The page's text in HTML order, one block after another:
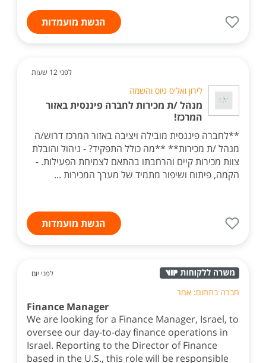
הגשת מועמדות
לפני 12 שעות
לירון ואליס גיוס והשמה
מנהל /ת מכירות לחברה פיננסית באזור
המרכז!
**לחברה פיננסית מובילה ויציבה באזור המרכז דרוש/ה
מנהל /ת מכירות** **מה כולל התפקיד? - ניהול והובלת
צוות מכירות קיים והרחבתו בהתאם לצמיחת הפעילות. -
הקמה, פיתוח ושיפור מתמיד של מערך המכירות ...
הגשת מועמדות
לפני יום
חברה בתחום: אחר
Finance Manager
We are looking for a Finance Manager, Israel, to
oversee our day-to-day finance operations in
Israel. Reporting to the Director of Finance
based in the U.S., this role will be responsible